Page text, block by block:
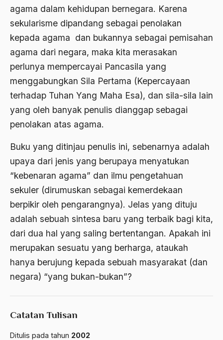
agama dalam kehidupan bernegara. Karena
sekularisme dipandang sebagai penolakan
kepada agama ­ dan bukannya sebagai pemisahan
agama dari negara, maka kita merasakan
perlunya mempercayai Pancasila yang
menggabungkan Sila Pertama (Kepercayaan
terhadap Tuhan Yang Maha Esa), dan sila­-sila lain
yang oleh banyak penulis dianggap sebagai
penolakan atas agama.
Buku yang ditinjau penulis ini, sebenarnya adalah
upaya dari jenis yang berupaya menyatukan
“kebenaran agama” dan ilmu pengetahuan
sekuler (dirumuskan sebagai kemerdekaan
berpikir oleh pengarangnya). Jelas yang dituju
adalah sebuah sintesa baru yang terbaik bagi kita,
dari dua hal yang saling bertentangan. Apakah ini
merupakan sesuatu yang berharga, ataukah
hanya berujung kepada sebuah masyarakat (dan
negara) “yang bukan­-bukan”?
Catatan Tulisan
Ditulis pada tahun 2002
akulturasi
akulturasi budaya
Al Asnawi
al qaeda
Al-Azhar
Al-Ghazali
Al-Ikhwanu Al-Muslimun
Al-Ikhwanul Muslimin
al-Khalil Ibnu Ahmad al-Farahidi
Al-qua'an dan Hadist
al-quran
Alexander Solzhenitsyin
Ali Khomeini
Ali Murtopo
Ali Shariati
Ali Sidikin
Ali Syahbana